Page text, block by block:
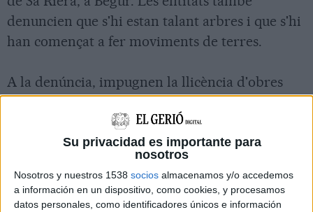
Su privacidad es importante para
nosotros
Nosotros y nuestros 1538 socios almacenamos y/o accedemos
a información en un dispositivo, como cookies, y procesamos
datos personales, como identificadores únicos e información
denuncien que s'hi estan talant arbres i que s'hi
han començat a fer moviments de terres.
A la denúncia, impugnen la llicència d'obres
concedida per edificar el complex i consideren
il·legal que els terrenys s'hagin classificat com a
sòl urbà tot i tenir una naturalesa forestal i
sense "comptar amb cap servei urbanístic ni
edificació".